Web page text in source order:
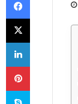
X
LinkedIn
Pinterest
Skype